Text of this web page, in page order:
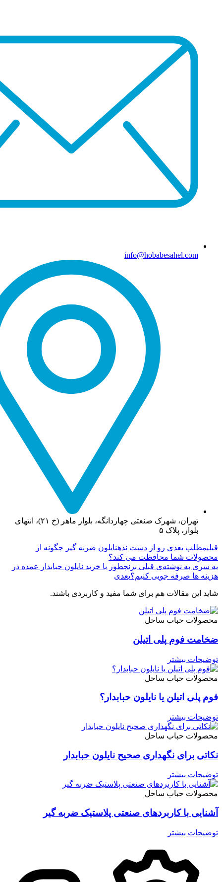
info@hobabesahel.com
تهران، شهرک صنعتی چهاردانگه، بلوار ماهر (خ ۲۱)، انتهای
بلوار، پلاک ۵
قبلیمطلب بعدی رو از دست ندهنایلون ضربه گیر چگونه از
محصولات شما محافظت می‌ کند؟
یه سری به نوشته‌ی قبلی بزنچطور با خرید نایلون حبابدار عمده در
هزینه‌ ها صرفه‌ جویی کنیم؟بعدی
شاید این مقالات هم برای شما مفید و کاربردی باشند.
محصولات حباب ساحل
ضخامت فوم پلی اتیلن
توضیحات بیشتر
محصولات حباب ساحل
فوم پلی اتیلن یا نایلون حبابدار؟
توضیحات بیشتر
محصولات حباب ساحل
نکاتی برای نگهداری صحیح نایلون حبابدار
توضیحات بیشتر
محصولات حباب ساحل
آشنایی با کاربردهای صنعتی پلاستیک ضربه گیر
توضیحات بیشتر